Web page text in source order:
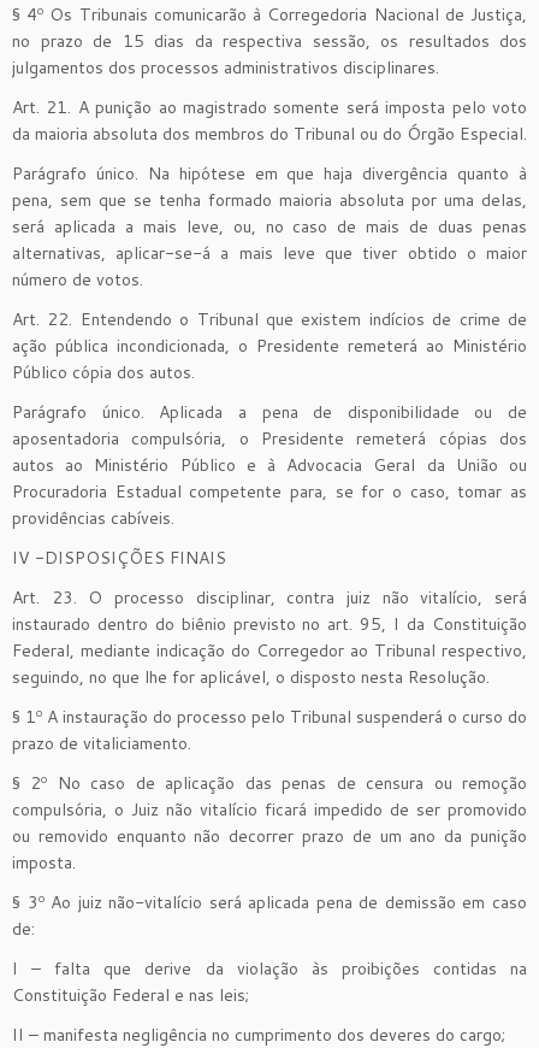
§ 4º Os Tribunais comunicarão à Corregedoria Nacional de Justiça,
no prazo de 15 dias da respectiva sessão, os resultados dos
julgamentos dos processos administrativos disciplinares.
Art. 21. A punição ao magistrado somente será imposta pelo voto
da maioria absoluta dos membros do Tribunal ou do Órgão Especial.
Parágrafo único. Na hipótese em que haja divergência quanto à
pena, sem que se tenha formado maioria absoluta por uma delas,
será aplicada a mais leve, ou, no caso de mais de duas penas
alternativas, aplicar-se-á a mais leve que tiver obtido o maior
número de votos.
Art. 22. Entendendo o Tribunal que existem indícios de crime de
ação pública incondicionada, o Presidente remeterá ao Ministério
Público cópia dos autos.
Parágrafo único. Aplicada a pena de disponibilidade ou de
aposentadoria compulsória, o Presidente remeterá cópias dos
autos ao Ministério Público e à Advocacia Geral da União ou
Procuradoria Estadual competente para, se for o caso, tomar as
providências cabíveis.
IV -DISPOSIÇÕES FINAIS
Art. 23. O processo disciplinar, contra juiz não vitalício, será
instaurado dentro do biênio previsto no art. 95, I da Constituição
Federal, mediante indicação do Corregedor ao Tribunal respectivo,
seguindo, no que lhe for aplicável, o disposto nesta Resolução.
§ 1º A instauração do processo pelo Tribunal suspenderá o curso do
prazo de vitaliciamento.
§ 2º No caso de aplicação das penas de censura ou remoção
compulsória, o Juiz não vitalício ficará impedido de ser promovido
ou removido enquanto não decorrer prazo de um ano da punição
imposta.
§ 3º Ao juiz não-vitalício será aplicada pena de demissão em caso
de:
I – falta que derive da violação às proibições contidas na
Constituição Federal e nas leis;
II – manifesta negligência no cumprimento dos deveres do cargo;